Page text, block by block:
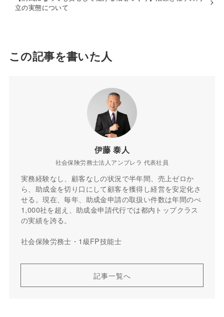
立の実態について
この記事を書いた人
伊藤 泰人
社会保険労務士法人アンブレラ 代表社員
実務経験なし、顧客なしの状況で半年間、売上ゼロか
ら、助成金を切り口にして顧客を獲得し経営を安定化さ
せる。現在、毎年、助成金申請の取扱い件数は年間のべ
1,000社を超え、助成金申請代行では都内トップクラス
の実績を誇る。
社会保険労務士・1級FP技能士
記事一覧へ